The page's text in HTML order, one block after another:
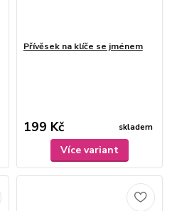
Přívěsek na klíče se jménem
199 Kč skladem
Více variant